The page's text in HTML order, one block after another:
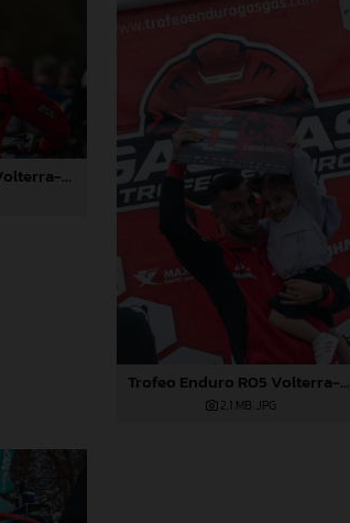
Trofeo Enduro R05 Volterra-679
Trofeo Enduro R05 Volterra-874
2,1 MB .JPG